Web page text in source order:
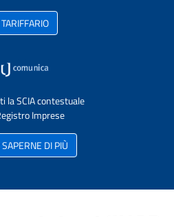
TARIFFARIO
la SCIA contestuale
Imprese
DI PIÙ